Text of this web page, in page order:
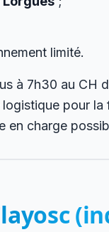
limité.
à 7h30 au CH
pour la
en charge